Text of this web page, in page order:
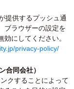
提供するプッシュ通
ブラウザーの設定を
にしてください。
privacy-policy/
合同会社）
クすることによって